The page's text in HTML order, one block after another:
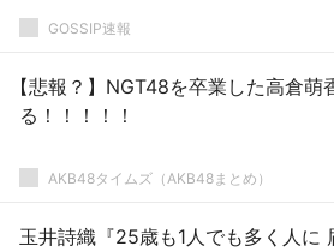
GOSSIP速報
【悲報？】NGT48を卒業した高倉萌
る！！！！！
AKB48タイムズ（AKB48まとめ）
玉井詩織『25歳も1人でも多く人に